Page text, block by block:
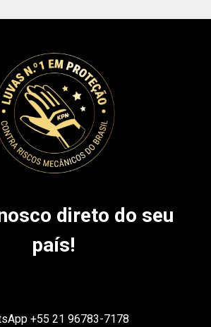
direto do seu
país!
+55 21 96783-7178